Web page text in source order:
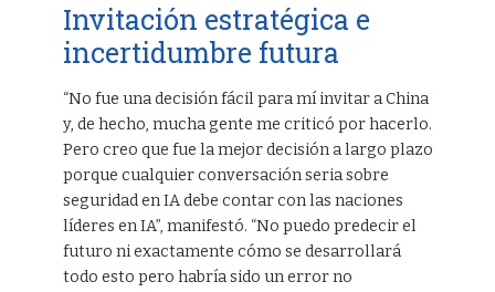
Invitación estratégica e
incertidumbre futura
“No fue una decisión fácil para mí invitar a China
y, de hecho, mucha gente me criticó por hacerlo.
Pero creo que fue la mejor decisión a largo plazo
porque cualquier conversación seria sobre
seguridad en IA debe contar con las naciones
líderes en IA”, manifestó. “No puedo predecir el
futuro ni exactamente cómo se desarrollará
todo esto pero habría sido un error no